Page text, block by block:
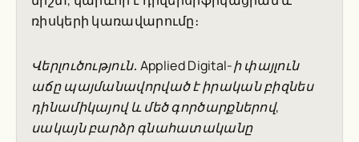
ռիսկերի կառավարումը։
Վերլուծություն․ Applied Digital-ի փայլուն
աճը պայմանավորված է իրական բիզնես
դինամիկայով և մեծ գործարքներով,
սակայն բարձր գնահատականը